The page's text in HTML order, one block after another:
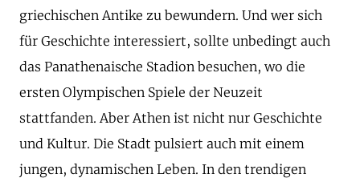
griechischen Antike zu bewundern. Und wer sich
für Geschichte interessiert, sollte unbedingt auch
das Panathenaische Stadion besuchen, wo die
ersten Olympischen Spiele der Neuzeit
stattfanden. Aber Athen ist nicht nur Geschichte
und Kultur. Die Stadt pulsiert auch mit einem
jungen, dynamischen Leben. In den trendigen